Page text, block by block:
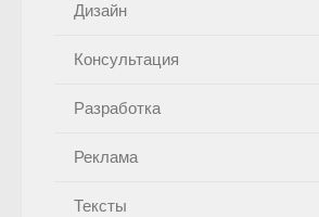
Дизайн
Консультация
Разработка
Реклама
Тексты